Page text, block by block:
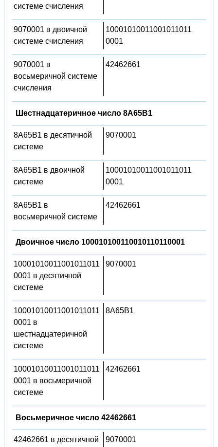
системе счисления
9070001 в двоичной
системе счисления
10001010011001011011
0001
9070001 в
восьмеричной системе
счисления
42462661
Шестнадцатеричное число 8A65B1
8A65B1 в десятичной
системе
9070001
8A65B1 в двоичной
системе
10001010011001011011
0001
8A65B1 в
восьмеричной системе
42462661
Двоичное число 100010100110010110110001
10001010011001011011
0001 в десятичной
системе
9070001
10001010011001011011
0001 в
шестнадцатеричной
системе
8A65B1
10001010011001011011
0001 в восьмеричной
системе
42462661
Восьмеричное число 42462661
42462661 в десятичной
9070001